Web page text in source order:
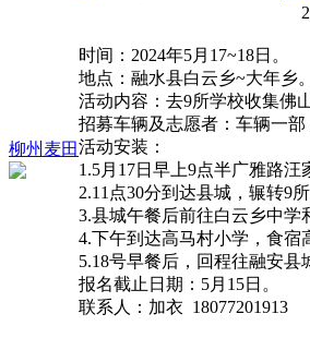
柳州麦田
2024年（佛山手
时间：2024年5月17~18日。
地点：融水县白云乡~大年乡。
活动内容：去9所学校收集佛
招募车辆及志愿者：车辆一部
活动安装：
1.5月17日早上9点半广雅路汪
2.11点30分到达县城，辗转9
3.县城午餐后前往白云乡中学
4.下午到达高马村小学，食宿
5.18号早餐后，回程往融安县
报名截止日期：5月15日。
联系人：加衣 18077201913